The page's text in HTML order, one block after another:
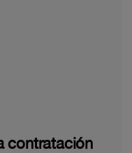
contratación